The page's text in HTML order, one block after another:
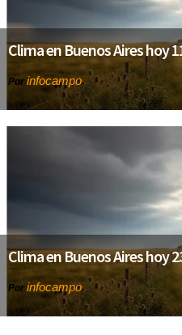
Clima en Buenos Aires hoy
Por infocampo
Clima en Buenos Aires hoy
Por infocampo